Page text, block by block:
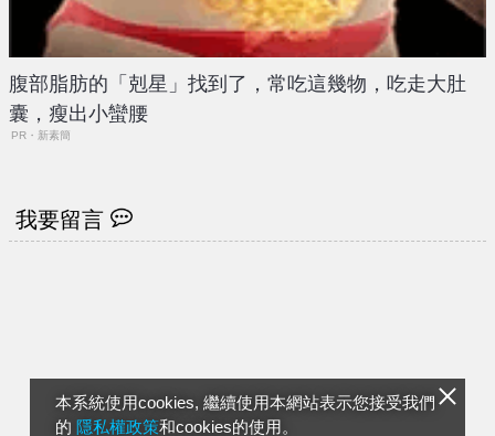
本系統使用cookies, 繼續使用本網站表示您接受我們
的 隱私權政策和cookies的使用。
腹部脂肪的「剋星」找到了，常吃這幾物，吃走大肚
囊，瘦出小蠻腰
PR・新素簡
我要留言